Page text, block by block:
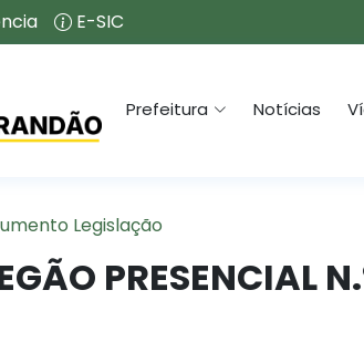
E-SIC
Prefeitura Notícias
Legislação
PRESENCIAL